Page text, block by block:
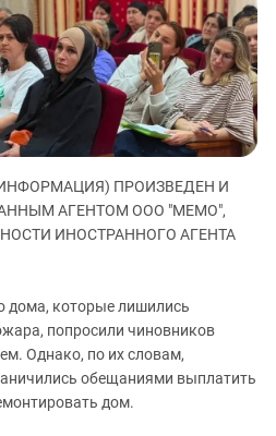
ЗАСТАВЛЯЕТ
КАВКАЗ ЗА ПАЛЕСТИНУ
ИНАКОМЫСЛИЕ В ЧЕЧНЕ
ПРЕСЛЕДОВАНИЕ АКТИВИСТОВ
МОБИЛИЗАЦИЯ И ПРОТЕСТЫ
ПРОИЗВЕДЕН И
АГЕНТОМ ООО "МЕМО",
ИНОСТРАННОГО АГЕНТА
дома, которые лишились
попросили чиновников
Однако, по их словам,
обещаниями выплатить
дом.